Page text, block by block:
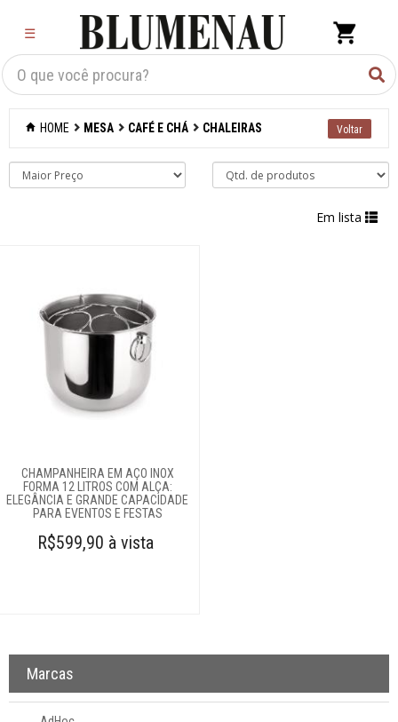
☰
Criar Lista×
Organização
Eletros
Bar
Café e chá
Bule
fogão
Canecas
Garrafas térmicas
Moedores para
café
Porta-cápsulas
HOME MESA CAFÉ E CHÁ CHALEIRAS
Em lista
CHAMPANHEIRA EM AÇO INOX
FORMA 12 LITROS COM ALÇA:
ELEGÂNCIA E GRANDE CAPACIDADE
PARA EVENTOS E FESTAS
R$599,90 à vista
Marcas